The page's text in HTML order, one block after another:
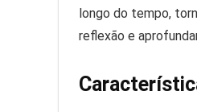
longo do tempo,
reflexão e